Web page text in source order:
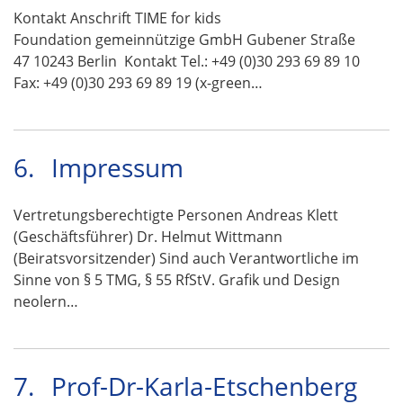
Kontakt Anschrift TIME for kids
Foundation gemeinnützige GmbH Gubener Straße
47 10243 Berlin Kontakt Tel.: +49 (0)30 293 69 89 10
Fax: +49 (0)30 293 69 89 19 (x-green…
6. Impressum
Vertretungsberechtigte Personen Andreas Klett
(Geschäftsführer) Dr. Helmut Wittmann
(Beiratsvorsitzender) Sind auch Verantwortliche im
Sinne von § 5 TMG, § 55 RfStV. Grafik und Design
neolern…
7. Prof-Dr-Karla-Etschenberg